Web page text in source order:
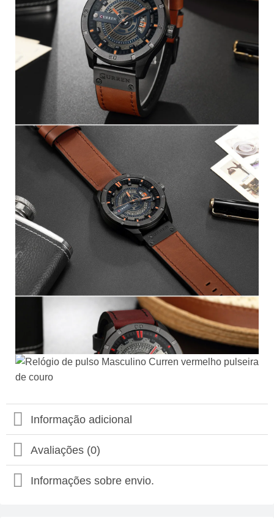
Informação adicional
Avaliações (0)
Informações sobre envio.